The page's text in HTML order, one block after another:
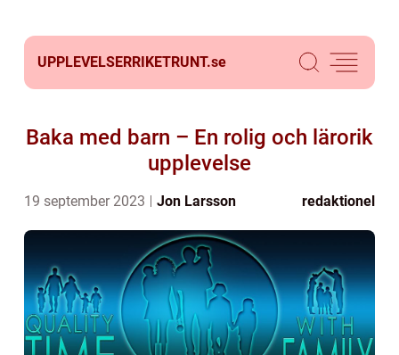
UPPLEVELSERRIKETRUNT.se
Baka med barn – En rolig och lärorik
upplevelse
19 september 2023 Jon Larsson redaktionel